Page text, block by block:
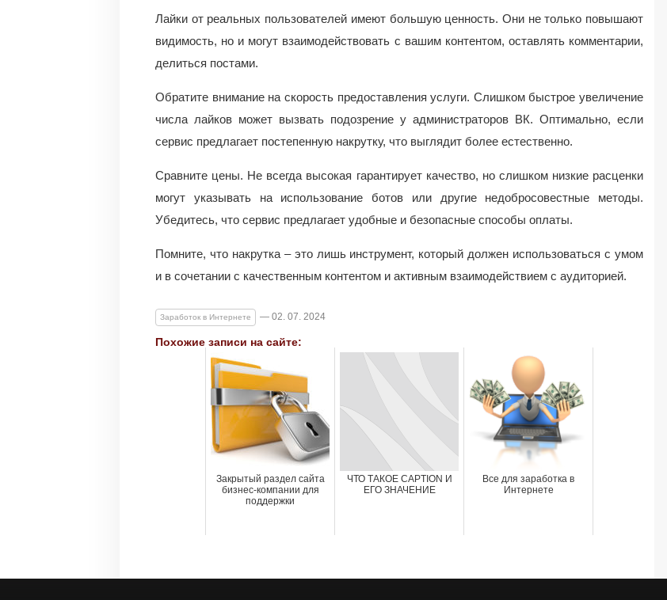
Лайки от реальных пользователей имеют большую ценность. Они не только повышают
видимость, но и могут взаимодействовать с вашим контентом, оставлять комментарии,
делиться постами.
Обратите внимание на скорость предоставления услуги. Слишком быстрое увеличение
числа лайков может вызвать подозрение у администраторов ВК. Оптимально, если
сервис предлагает постепенную накрутку, что выглядит более естественно.
Сравните цены. Не всегда высокая гарантирует качество, но слишком низкие расценки
могут указывать на использование ботов или другие недобросовестные методы.
Убедитесь, что сервис предлагает удобные и безопасные способы оплаты.
Помните, что накрутка – это лишь инструмент, который должен использоваться с умом
и в сочетании с качественным контентом и активным взаимодействием с аудиторией.
Заработок в Интернете — 02. 07. 2024
Похожие записи на сайте:
Закрытый раздел сайта
бизнес-компании для
поддержки
ЧТО ТАКОЕ CAPTION И
ЕГО ЗНАЧЕНИЕ
Все для заработка в
Интернете